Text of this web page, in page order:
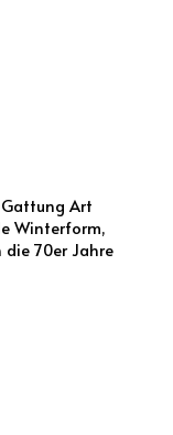
Art
Winterform,
die 70er Jahre